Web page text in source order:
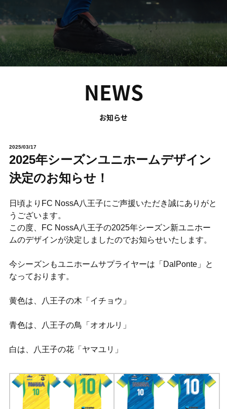
NEWS
お知らせ
2025/03/17
2025年シーズンユニホームデザイン
決定のお知らせ！
日頃よりFC NossA八王子にご声援いただき誠にありがと
うございます。
この度、FC NossA八王子の2025年シーズン新ユニホー
ムのデザインが決定しましたのでお知らせいたします。
今シーズンもユニホームサプライヤーは「DalPonte」と
なっております。
黄色は、八王子の木「イチョウ」
青色は、八王子の鳥「オオルリ」
白は、八王子の花「ヤマユリ」